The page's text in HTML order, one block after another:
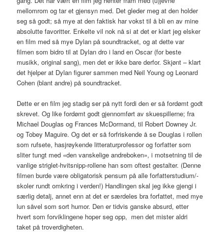
mellomrom og tar et gjensyn med. Det gleder meg at den holder
seg så godt; så mye at den faktisk har vokst til å bli en av mine
absolutte favoritter. Enkelte vil nok nå si at det er klart jeg elsker
en film med så mye Dylan på soundtracket, og at dette var
filmen som bidro til at Dylan dro i land en Oscar (for beste
musikk, original sang), men det er ikke bare derfor. Skjønt – klart
det hjelper at Dylan figurer sammen med Neil Young og Leonard
Cohen (blant andre) på soundtracket.
Dette er en film jeg stadig ser på nytt fordi den er så fordømt godt
skrevet. Og like fordømt godt gjennomført av skuespillerne; fra
Michael Douglas og Frances McDormand, til Robert Downey Jr.
og Tobey Maguire. Og det er så forfriskende å se Douglas i rollen
som rufsete, hasjrøykende litteraturprofessor og forfatter som
sliter tungt med «den vanskelige andreboken», i motsetning til de
vanlige striglet-hvitsnipp-rollene han som oftest gestalter. (Denne
filmen burde være obligatorisk pensum på alle forfatterstudium/-
skoler rundt omkring i verden!) Handlingen skal jeg ikke gjengi i
særlig detalj, annet enn at det er særdeles bra forfattet, med mye
lun såvel som sort humor. Den er tidvis ganske absurd, etter
hvert som forviklingene hoper seg opp, men det mister aldri
taket på troverdigheten.